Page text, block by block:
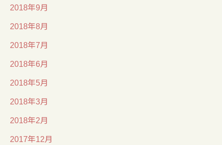
2018年9月
2018年8月
2018年7月
2018年6月
2018年5月
2018年3月
2018年2月
2017年12月